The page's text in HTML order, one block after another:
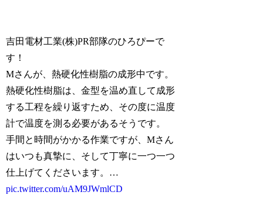
吉田電材工業(株)PR部隊のひろぴーで
す！
Mさんが、熱硬化性樹脂の成形中です。
熱硬化性樹脂は、金型を温め直して成形
する工程を繰り返すため、その度に温度
計で温度を測る必要があるそうです。
手間と時間がかかる作業ですが、Mさん
はいつも真摯に、そして丁寧に一つ一つ
仕上げてくださいます。…
pic.twitter.com/uAM9JWmlCD